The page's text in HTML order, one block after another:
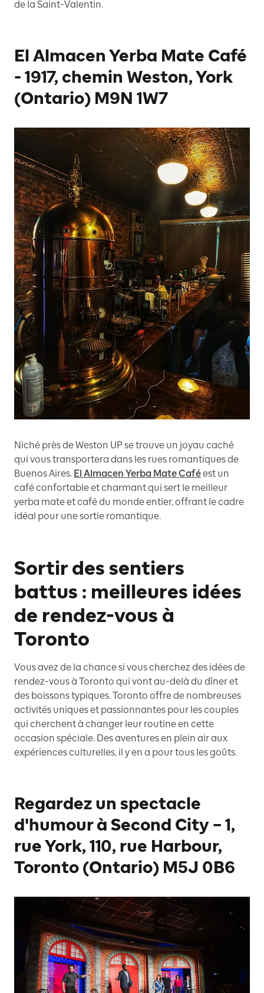
de la Saint-Valentin.
El Almacen Yerba Mate Café
- 1917, chemin Weston, York
(Ontario) M9N 1W7
Niché près de Weston UP se trouve un joyau caché
qui vous transportera dans les rues romantiques de
Buenos Aires. El Almacen Yerba Mate Caféest un
café confortable et charmant qui sert le meilleur
yerba mate et café du monde entier, offrant le cadre
idéal pour une sortie romantique.
Sortir des sentiers
battus : meilleures idées
de rendez-vous à
Toronto
Vous avez de la chance si vous cherchez des idées de
rendez-vous à Toronto qui vont au-delà du dîner et
des boissons typiques. Toronto offre de nombreuses
activités uniques et passionnantes pour les couples
qui cherchent à changer leur routine en cette
occasion spéciale. Des aventures en plein air aux
expériences culturelles, il y en a pour tous les goûts.
Regardez un spectacle
d'humour à Second City – 1,
rue York, 110, rue Harbour,
Toronto (Ontario) M5J 0B6